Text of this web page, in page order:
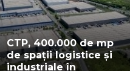
CTP, 400.000 de mp
de spații logistice și
industriale în